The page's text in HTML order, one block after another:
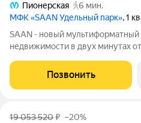
Пионерская
6 мин.
МФК «SAAN Удельный парк», 1
SAAN - новый мультиформатный
недвижимости в двух минутах
представлены различные
просторных резиденций с
Позвонить
19 053 520₽ –20%